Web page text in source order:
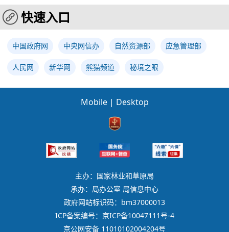
快速入口
中国政府网 中央网信办 自然资源部 应急管理部
人民网 新华网 熊猫频道 秘境之眼
Mobile | Desktop
主办：国家林业和草原局
承办：局办公室 局信息中心
政府网站标识码：bm37000013
ICP备案编号：京ICP备10047111号-4
京公网安备 11010102004204号